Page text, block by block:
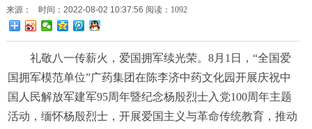
来源： 时间：2022-08-02 10:37:56 阅读：1092
礼敬八一传薪火，爱国拥军续光荣。8月1日，“全国爱
国拥军模范单位”广药集团在陈李济中药文化园开展庆祝中
国人民解放军建军95周年暨纪念杨殷烈士入党100周年主题
活动，缅怀杨殷烈士，开展爱国主义与革命传统教育，推动